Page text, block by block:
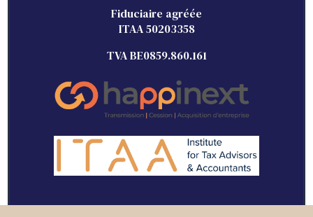
Fiduciaire agréée
ITAA 50203358
TVA BE0859.860.161